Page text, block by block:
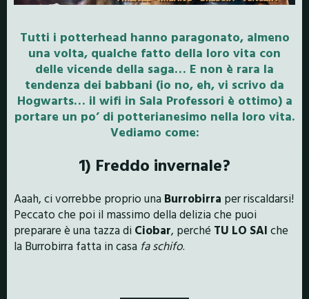
Tutti i potterhead hanno paragonato, almeno
una volta, qualche fatto della loro vita con
delle vicende della saga… E non è rara la
tendenza dei babbani (io no, eh, vi scrivo da
Hogwarts… il wifi in Sala Professori è ottimo) a
portare un po’ di potterianesimo nella loro vita.
Vediamo come:
1) Freddo invernale?
Aaah, ci vorrebbe proprio una Burrobirra per riscaldarsi!
Peccato che poi il massimo della delizia che puoi
preparare è una tazza di Ciobar, perché TU LO SAI che
la Burrobirra fatta in casa fa schifo.